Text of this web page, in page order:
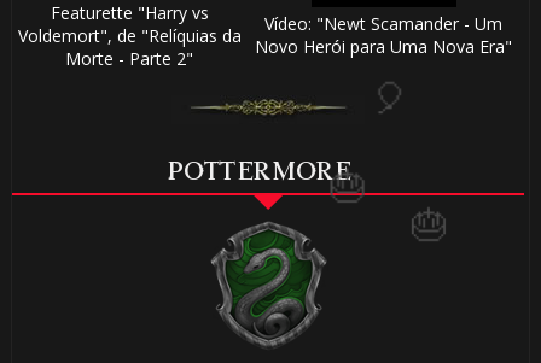
Featurette "Harry vs
Voldemort", de "Relíquias da
Morte - Parte 2"
Vídeo: "Newt Scamander - Um
Novo Herói para Uma Nova Era"
POTTERMORE